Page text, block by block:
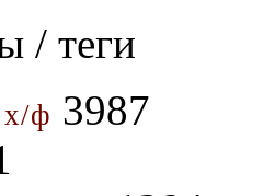
/ теги
х/ф 3987